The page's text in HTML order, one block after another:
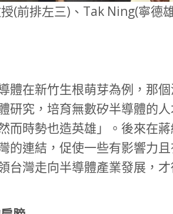
(前排左三)、Tak Ning(寧德
體在新竹生根萌芽為例，那
研究，培育無數矽半導體的
而時勢也造英雄」。後來在
的連結，促使一些有影響力
台灣走向半導體產業發展，